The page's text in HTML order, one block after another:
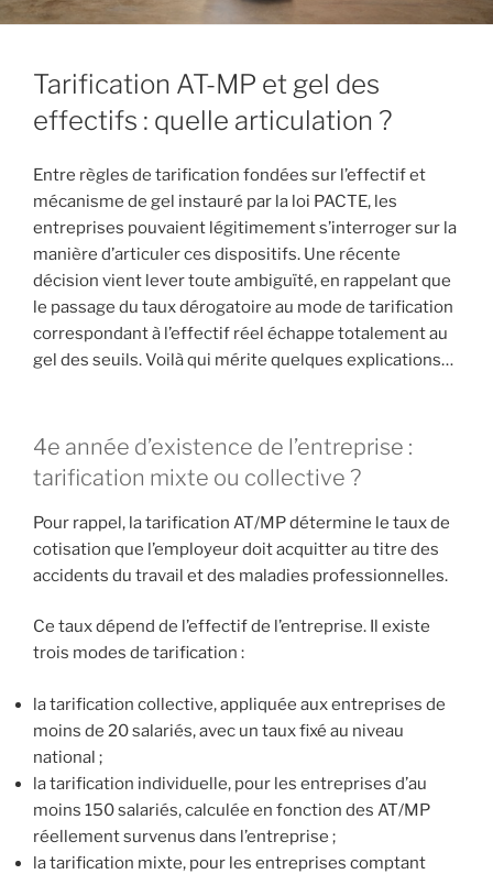
Tarification AT-MP et gel des
effectifs : quelle articulation ?
Entre règles de tarification fondées sur l’effectif et
mécanisme de gel instauré par la loi PACTE, les
entreprises pouvaient légitimement s’interroger sur la
manière d’articuler ces dispositifs. Une récente
décision vient lever toute ambiguïté, en rappelant que
le passage du taux dérogatoire au mode de tarification
correspondant à l’effectif réel échappe totalement au
gel des seuils. Voilà qui mérite quelques explications…
4e année d’existence de l’entreprise :
tarification mixte ou collective ?
Pour rappel, la tarification AT/MP détermine le taux de
cotisation que l’employeur doit acquitter au titre des
accidents du travail et des maladies professionnelles.
Ce taux dépend de l’effectif de l’entreprise. Il existe
trois modes de tarification :
la tarification collective, appliquée aux entreprises de
moins de 20 salariés, avec un taux fixé au niveau
national ;
la tarification individuelle, pour les entreprises d’au
moins 150 salariés, calculée en fonction des AT/MP
réellement survenus dans l’entreprise ;
la tarification mixte, pour les entreprises comptant